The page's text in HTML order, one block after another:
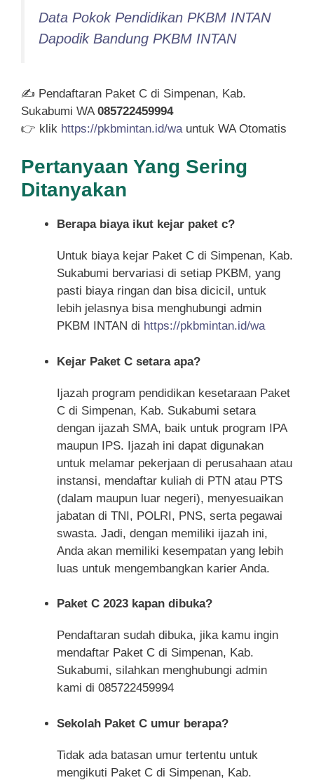
Data Pokok Pendidikan PKBM INTAN
Dapodik Bandung PKBM INTAN
✍ Pendaftaran Paket C di Simpenan, Kab.
Sukabumi WA 085722459994
👉 klik https://pkbmintan.id/wa untuk WA Otomatis
Pertanyaan Yang Sering
Ditanyakan
Berapa biaya ikut kejar paket c?
Untuk biaya kejar Paket C di Simpenan, Kab.
Sukabumi bervariasi di setiap PKBM, yang
pasti biaya ringan dan bisa dicicil, untuk
lebih jelasnya bisa menghubungi admin
PKBM INTAN di https://pkbmintan.id/wa
Kejar Paket C setara apa?
Ijazah program pendidikan kesetaraan Paket
C di Simpenan, Kab. Sukabumi setara
dengan ijazah SMA, baik untuk program IPA
maupun IPS. Ijazah ini dapat digunakan
untuk melamar pekerjaan di perusahaan atau
instansi, mendaftar kuliah di PTN atau PTS
(dalam maupun luar negeri), menyesuaikan
jabatan di TNI, POLRI, PNS, serta pegawai
swasta. Jadi, dengan memiliki ijazah ini,
Anda akan memiliki kesempatan yang lebih
luas untuk mengembangkan karier Anda.
Paket C 2023 kapan dibuka?
Pendaftaran sudah dibuka, jika kamu ingin
mendaftar Paket C di Simpenan, Kab.
Sukabumi, silahkan menghubungi admin
kami di 085722459994
Sekolah Paket C umur berapa?
Tidak ada batasan umur tertentu untuk
mengikuti Paket C di Simpenan, Kab.